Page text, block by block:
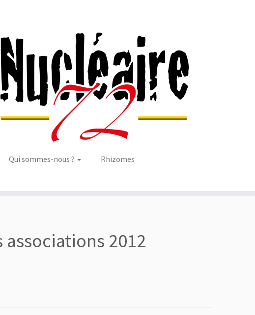
Qui sommes-nous ?
Rhizomes
associations 2012